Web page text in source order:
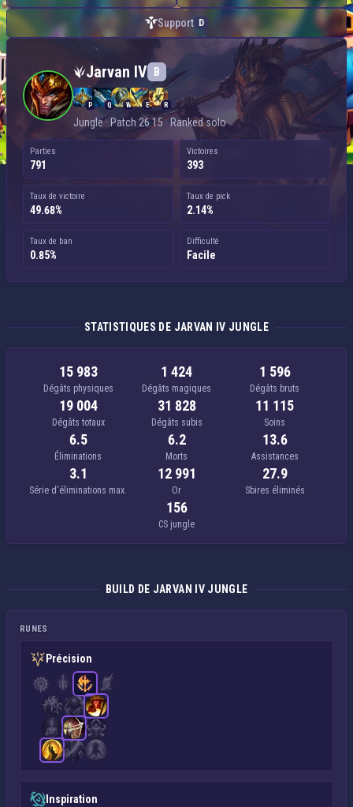
Support D
Jarvan IV — Jungle
Jarvan IV B
P Q W E R
Jungle · Patch 26.15 · Ranked solo
Parties
791
Victoires
393
Taux de victoire
49.68%
Taux de pick
2.14%
Taux de ban
0.85%
Difficulté
Facile
STATISTIQUES DE JARVAN IV JUNGLE
15 983
Dégâts physiques
1 424
Dégâts magiques
1 596
Dégâts bruts
19 004
Dégâts totaux
31 828
Dégâts subis
11 115
Soins
6.5
Éliminations
6.2
Morts
13.6
Assistances
3.1
Série d'éliminations max.
12 991
Or
27.9
Sbires éliminés
156
CS jungle
BUILD DE JARVAN IV JUNGLE
RUNES
Précision
Inspiration